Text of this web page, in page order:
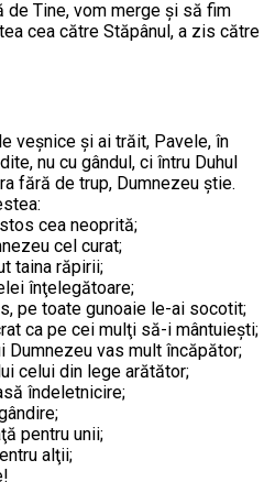
de Tine, vom merge şi să fim
cea către Stăpânul, a zis către
veşnice şi ai trăit, Pavele, în
nu cu gândul, ci întru Duhul
fără de trup, Dumnezeu ştie.
cea neoprită;
cel curat;
taina răpirii;
înţelegătoare;
pe toate gunoaie le-ai socotit;
ca pe cei mulţi să-i mântuieşti;
Dumnezeu vas mult încăpător;
celui din lege arătător;
îndeletnicire;
pentru unii;
alţii;